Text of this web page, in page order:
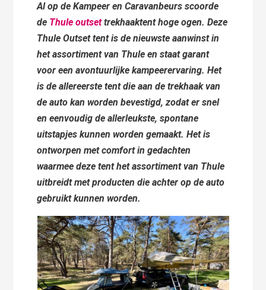
Al op de Kampeer en Caravanbeurs scoorde
de Thule outsettrekhaaktent hoge ogen. Deze
Thule Outset tent is de nieuwste aanwinst in
het assortiment van Thule en staat garant
voor een avontuurlijke kampeerervaring. Het
is de allereerste tent die aan de trekhaak van
de auto kan worden bevestigd, zodat er snel
en eenvoudig de allerleukste, spontane
uitstapjes kunnen worden gemaakt. Het is
ontworpen met comfort in gedachten
waarmee deze tent het assortiment van Thule
uitbreidt met producten die achter op de auto
gebruikt kunnen worden.